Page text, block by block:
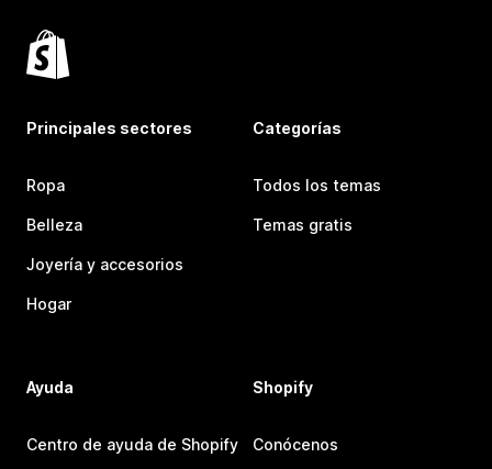
Principales sectores
Ropa
Belleza
Joyería y accesorios
Hogar
Categorías
Todos los temas
Temas gratis
Ayuda
Centro de ayuda de Shopify
Shopify
Conócenos